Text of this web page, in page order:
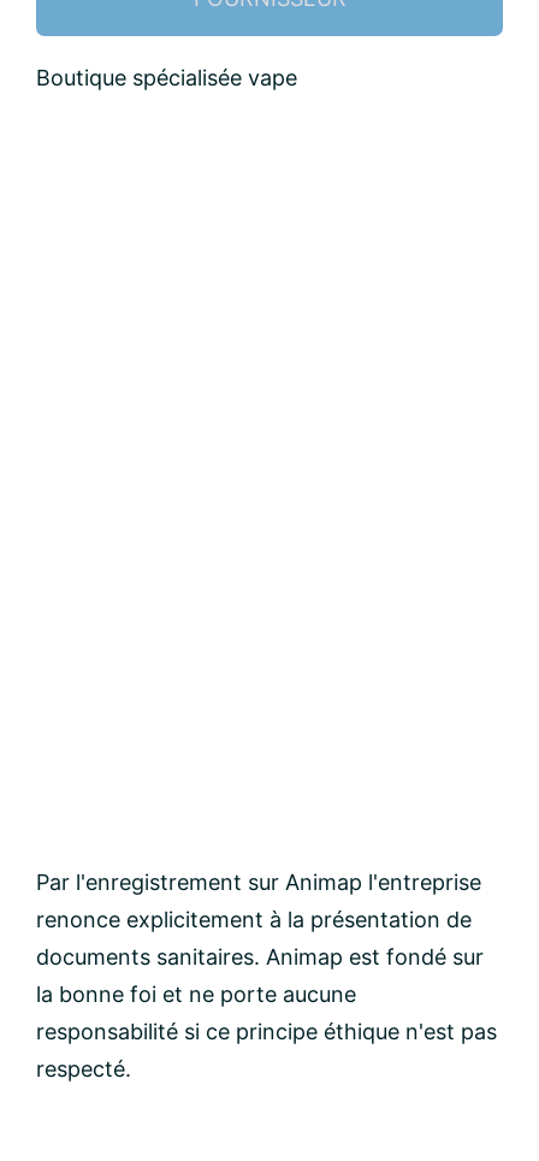
Nom:
Boutique spécialisée vape
Par l'enregistrement sur Animap l'entreprise
renonce explicitement à la présentation de
documents sanitaires. Animap est fondé sur
la bonne foi et ne porte aucune
responsabilité si ce principe éthique n'est pas
respecté.